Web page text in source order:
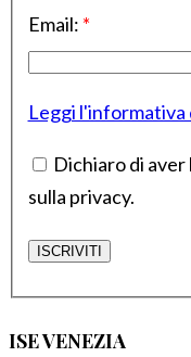
Email: *
Leggi l'informativa
Dichiaro di
sulla privacy.
ISE VENEZIA